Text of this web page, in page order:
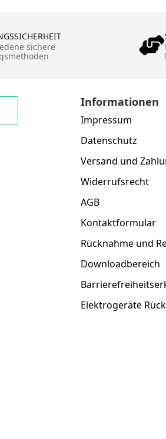
sichere
Informationen
Impressum
Datenschutz
Versand und
Widerrufsrecht
AGB
Kontaktformular
Rücknahme und
Downloadbereich
Elektrogeräte